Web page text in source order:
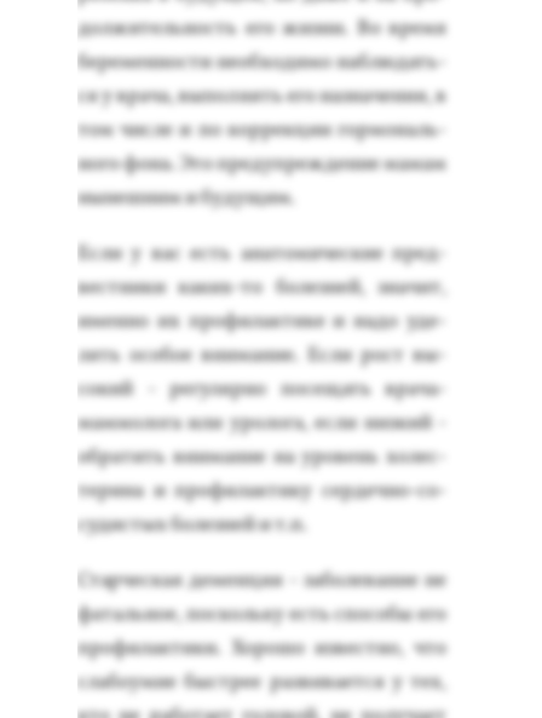
дол­жи­тель­ность его жиз­ни. Во вре­мя
бе­ремен­ности не­об­хо­димо наб­лю­дать­
ся у вра­ча, вы­пол­нять его наз­на­чения, в
том чис­ле и по кор­рекции гор­мо­наль­
но­го фо­на. Это пре­дуп­режде­ние ма­мам
ны­неш­ним и бу­дущим.
Ес­ли у вас есть ана­томи­чес­кие пред­
вес­тни­ки ка­ких-то бо­лез­ней, зна­чит,
имен­но их про­филак­ти­ке и на­до уде­
лять осо­бое вни­мание. Ес­ли рост вы­
сокий - ре­гуляр­но по­сещать вра­ча-
мам­мо­лога или уро­лога, ес­ли низ­кий -
об­ра­тить вни­мание на уро­вень хо­лес­
те­рина и про­филак­ти­ку сер­дечно-со­
судис­тых бо­лез­ней и т.п.
Стар­ческая де­мен­ция - за­боле­вание не
фа­таль­ное, пос­коль­ку есть спо­собы его
про­филак­ти­ки. Хо­рошо из­вес­тно, что
сла­бо­умие быс­трее раз­ви­ва­ет­ся у тех,